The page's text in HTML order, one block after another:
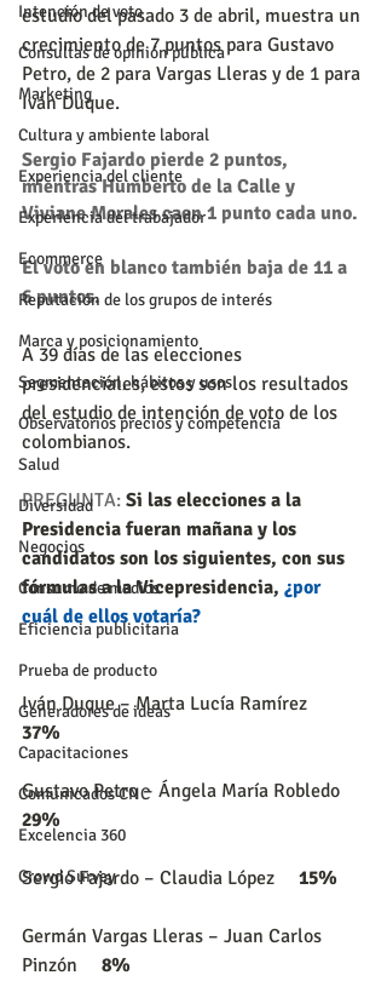
Intención de voto
Consultas de opinión pública
Marketing
Cultura y ambiente laboral
Experiencia del cliente
Experiencia del trabajador
Ecommerce
Reputación de los grupos de interés
Marca y posicionamiento
Segmentación, hábitos y usos
Observatorios precios y competencia
Salud
Diversidad
Negocios
Consumo de medios
Eficiencia publicitaria
Prueba de producto
Generadores de ideas
Capacitaciones
Comunicados CNC
Excelencia 360
Crowd Survey
estudio del pasado 3 de abril, muestra un
crecimiento de 7 puntos para Gustavo
Petro, de 2 para Vargas Lleras y de 1 para
Iván Duque.
Sergio Fajardo pierde 2 puntos,
mientras Humberto de la Calle y
Viviane Morales caen 1 punto cada uno.
El voto en blanco también baja de 11 a
6 puntos.
A 39 días de las elecciones
presidenciales, estos son los resultados
del estudio de intención de voto de los
colombianos.
PREGUNTA: Si las elecciones a la
Presidencia fueran mañana y los
candidatos son los siguientes, con sus
fórmulas a la Vicepresidencia, ¿por
cuál de ellos votaría?
Iván Duque – Marta Lucía Ramírez
37%
Gustavo Petro – Ángela María Robledo
29%
Sergio Fajardo – Claudia López 15%
Germán Vargas Lleras – Juan Carlos
Pinzón 8%